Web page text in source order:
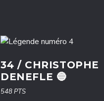
34 / CHRISTOPHE
DENEFLE 🔵
548 PTS